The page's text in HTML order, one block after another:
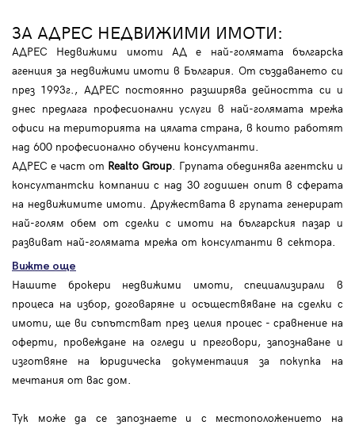
ЗА АДРЕС НЕДВИЖИМИ ИМОТИ:
АДРЕС Недвижими имоти АД е най-голямата българска
агенция за недвижими имоти в България. От създаването си
през 1993г., АДРЕС постоянно разширява дейността си и
днес предлага професионални услуги в най-голямата мрежа
офиси на територията на цялата страна, в които работят
над 600 професионално обучени консултанти.
АДРЕС е част от Realto Group . Групата обединява агентски и
консултантски компании с над 30 годишен опит в сферата
на недвижимите имоти. Дружествата в групата генерират
най-голям обем от сделки с имоти на българския пазар и
развиват най-голямата мрежа от консултанти в сектора.
Вижте още
Нашите брокери недвижими имоти, специализирали в
процеса на избор, договаряне и осъществяване на сделки с
имоти, ще ви съпътстват през целия процес - сравнение на
оферти, провеждане на огледи и преговори, запознаване и
изготвяне на юридическа документация за покупка на
мечтания от вас дом.
Тук може да се запознаете и с местоположението на